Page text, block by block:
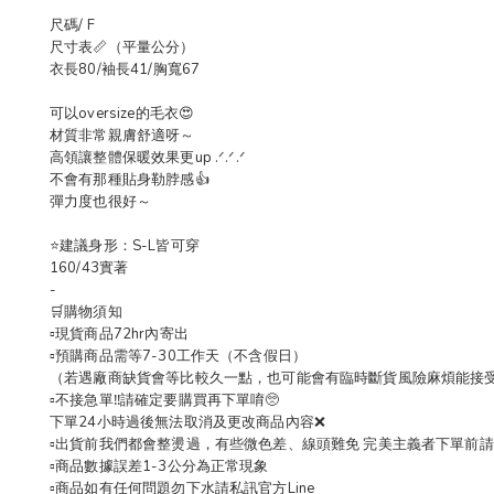
尺碼/ F
尺寸表📏（平量公分）
衣長80/袖長41/胸寬67
可以oversize的毛衣😍
材質非常親膚舒適呀～
高領讓整體保暖效果更up .ᐟ.ᐟ.ᐟ
不會有那種貼身勒脖感👍
彈力度也很好～
⭐️建議身形：S-L皆可穿
160/43實著
-
🛒購物須知
▫️現貨商品72hr內寄出
▫️預購商品需等7-30工作天（不含假日）
（若遇廠商缺貨會等比較久一點，也可能會有臨時斷貨風險麻煩能接
▫️不接急單‼️請確定要購買再下單唷🥺
下單24小時過後無法取消及更改商品內容❌
▫️出貨前我們都會整燙過，有些微色差、線頭難免 完美主義者下單前請
▫️商品數據誤差1-3公分為正常現象
▫️商品如有任何問題勿下水請私訊官方Line